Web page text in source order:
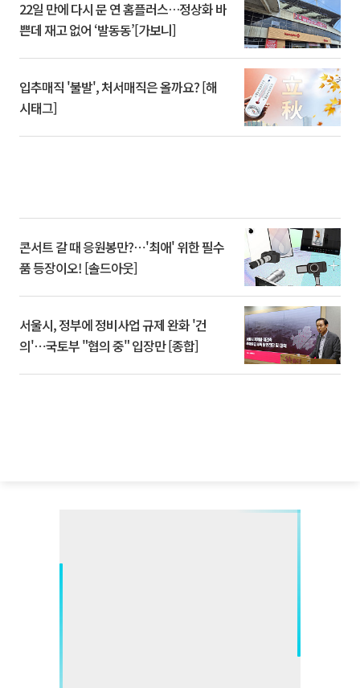
22일 만에 다시 문 연 홈플러스…정상화 바
쁜데 재고 없어 ‘발동동’[가보니]
입추매직 '불발', 처서매직은 올까요? [해
시태그]
콘서트 갈 때 응원봉만?⋯'최애' 위한 필수
품 등장이오! [솔드아웃]
서울시, 정부에 정비사업 규제 완화 '건
의'⋯국토부 "협의 중" 입장만 [종합]